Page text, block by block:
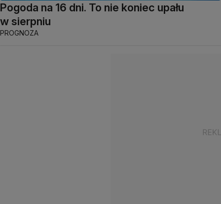
Pogoda na 16 dni. To nie koniec upału
w sierpniu
PROGNOZA